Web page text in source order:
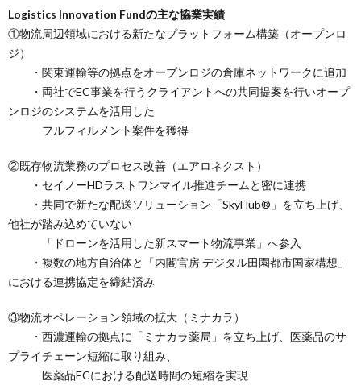
Logistics Innovation Fundの主な協業実績
①物流周辺領域における新たなプラットフォーム構築（オープンロ
ジ）
・関東運輸等の拠点をオープンロジの倉庫ネットワークに追加
・両社でEC事業を行うクライアントへの共同提案を行いオープ
ンロジのシステムを活用した
フルフィルメント案件を獲得
②既存物流業務のプロセス改善（エアロネクスト）
・セイノーHDラストワンマイル推進チームと密に連携
・共同で新たな配送ソリューション「SkyHub®」を立ち上げ、
他社が踏み込めていない
「ドローンを活用した新スマート物流事業」へ参入
・複数の地方自治体と「内閣官房 デジタル田園都市国家構想」
における連携協定を締結済み
③物流オペレーション領域の拡大（ミナカラ）
・西濃運輸の拠点に「ミナカラ薬局」を立ち上げ、医薬品のサ
プライチェーン短縮に取り組み、
医薬品ECにおける配送時間の短縮を実現